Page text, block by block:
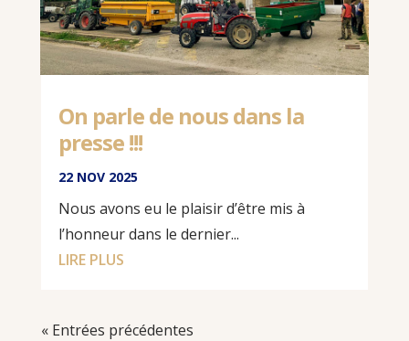
On parle de nous dans la
presse !!!
22 NOV 2025
Nous avons eu le plaisir d’être mis à
l’honneur dans le dernier...
LIRE PLUS
« Entrées précédentes